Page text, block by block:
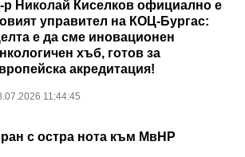
р Николай Киселков официално е
управител на КОЦ-Бургас:
е да сме иновационен
хъб, готов за
акредитация!
11:44:45
с остра нота към МвНР